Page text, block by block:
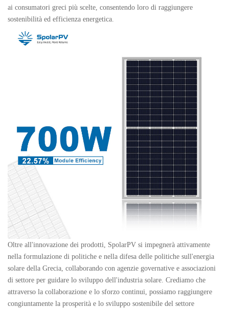
ai consumatori greci più scelte, consentendo loro di raggiungere
sostenibilità ed efficienza energetica.
Oltre all'innovazione dei prodotti, SpolarPV si impegnerà attivamente
nella formulazione di politiche e nella difesa delle politiche sull'energia
solare della Grecia, collaborando con agenzie governative e associazioni
di settore per guidare lo sviluppo dell'industria solare. Crediamo che
attraverso la collaborazione e lo sforzo continui, possiamo raggiungere
congiuntamente la prosperità e lo sviluppo sostenibile del settore